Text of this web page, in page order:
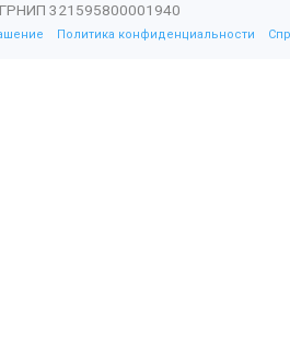
321595800001940
Политика конфиденциальности